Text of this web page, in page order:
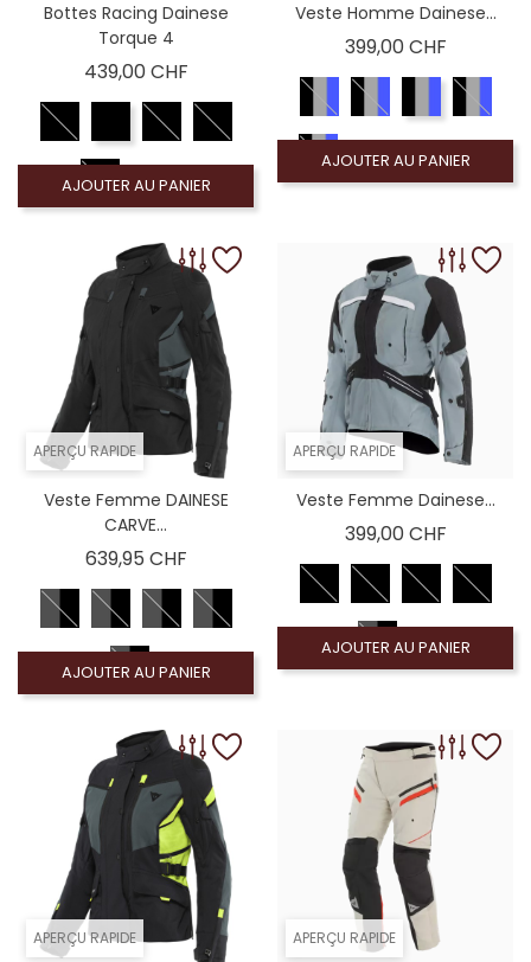
Bottes Racing Dainese
Torque 4
439,00 CHFPrix
AJOUTER AU PANIER
Veste Homme Dainese...
399,00 CHFPrix
AJOUTER AU PANIER
APERÇU RAPIDE
Veste Femme DAINESE
CARVE...
639,95 CHFPrix
AJOUTER AU PANIER
APERÇU RAPIDE
Veste Femme Dainese...
399,00 CHFPrix
AJOUTER AU PANIER
APERÇU RAPIDE APERÇU RAPIDE